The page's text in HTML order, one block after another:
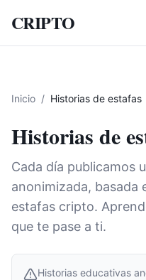
CRIPTO
Inicio / Historias de estafas
Historias de
Cada día publicamos
anonimizada, basada
estafas cripto.
que te pase a ti.
Historias educativas